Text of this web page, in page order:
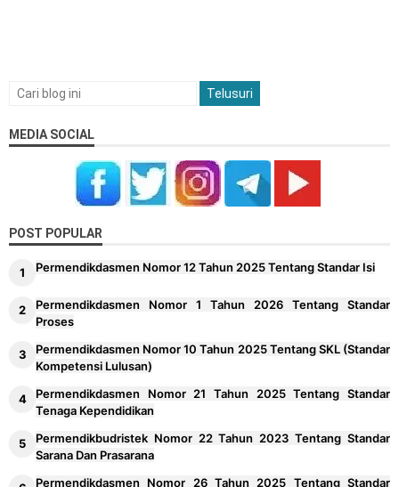
MEDIA SOCIAL
POST POPULAR
Permendikdasmen Nomor 12 Tahun 2025 Tentang Standar Isi
Permendikdasmen Nomor 1 Tahun 2026 Tentang Standar
Proses
Permendikdasmen Nomor 10 Tahun 2025 Tentang SKL (Standar
Kompetensi Lulusan)
Permendikdasmen Nomor 21 Tahun 2025 Tentang Standar
Tenaga Kependidikan
Permendikbudristek Nomor 22 Tahun 2023 Tentang Standar
Sarana Dan Prasarana
Permendikdasmen Nomor 26 Tahun 2025 Tentang Standar